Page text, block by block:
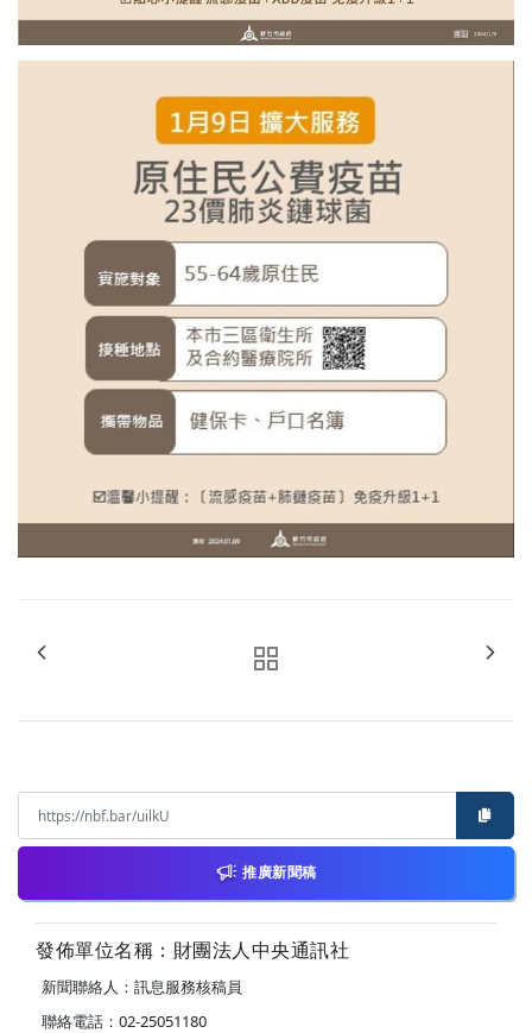
推廣新聞稿
發佈單位名稱：財團法人中央通訊社
新聞聯絡人：訊息服務核稿員
聯絡電話：02-25051180